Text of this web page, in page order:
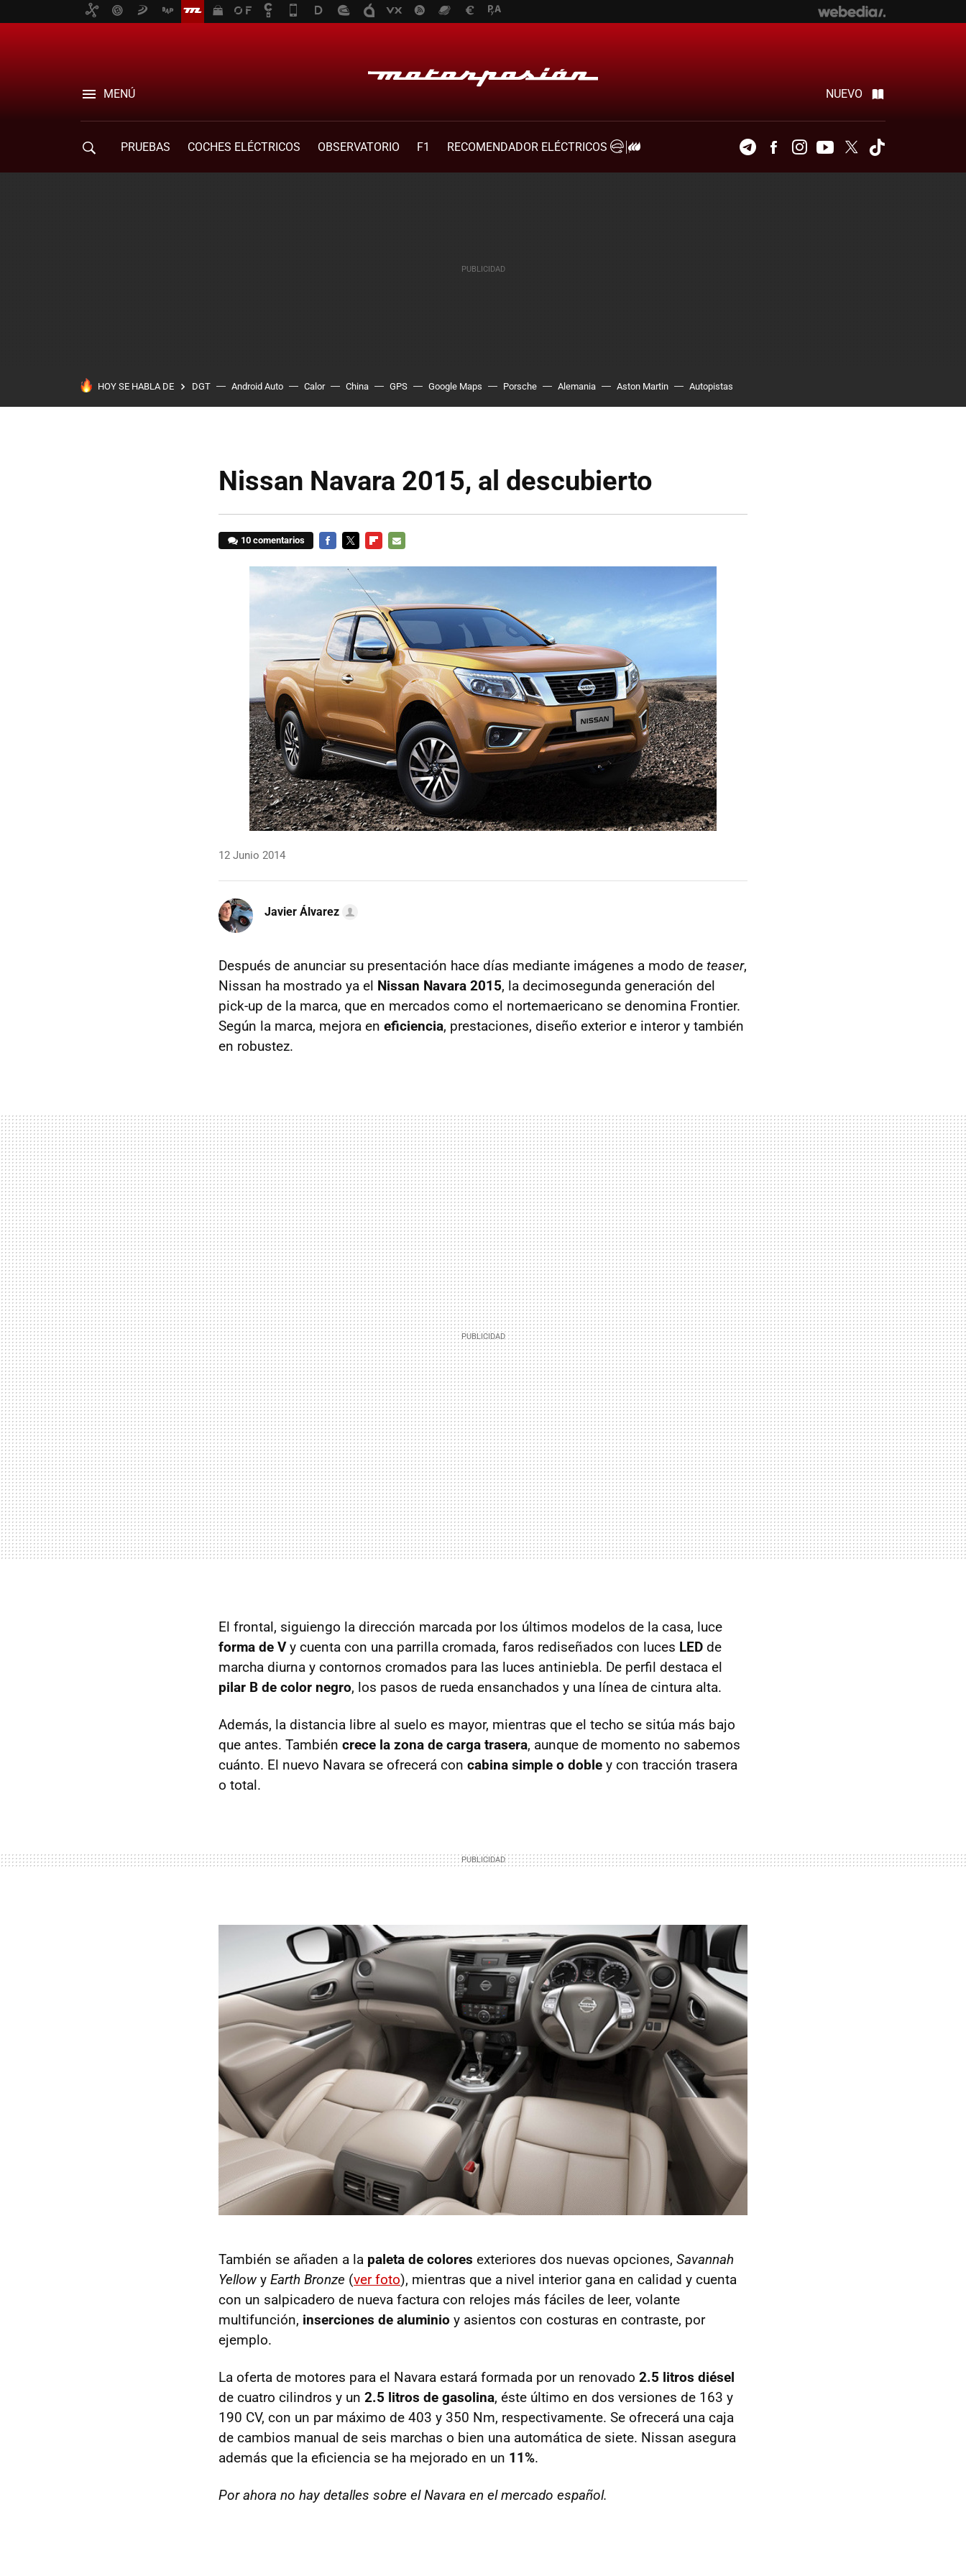
MENÚ NUEVO
PRUEBAS COCHES ELÉCTRICOS OBSERVATORIO F1
RECOMENDADOR ELÉCTRICOS
TelegramFacebookInstagramYoutubeTwitter
HOY SE HABLA DE DGT Android Auto Calor China GPS Google Maps Porsche Alemania Aston Martin Autopistas
Nissan Navara 2015, al descubierto
10 comentarios
12 Junio 2014
Javier Álvarez
Después de anunciar su presentación hace días mediante imágenes a modo de teaser,
Nissan ha mostrado ya el Nissan Navara 2015, la decimosegunda generación del
pick-up de la marca, que en mercados como el nortemaericano se denomina Frontier.
Según la marca, mejora en eficiencia, prestaciones, diseño exterior e interor y también
en robustez.
El frontal, siguiengo la dirección marcada por los últimos modelos de la casa, luce
forma de Vy cuenta con una parrilla cromada, faros rediseñados con luces LED de
marcha diurna y contornos cromados para las luces antiniebla. De perfil destaca el
pilar B de color negro, los pasos de rueda ensanchados y una línea de cintura alta.
Además, la distancia libre al suelo es mayor, mientras que el techo se sitúa más bajo
que antes. También crece la zona de carga trasera, aunque de momento no sabemos
cuánto. El nuevo Navara se ofrecerá con cabina simple o doble y con tracción trasera
o total.
También se añaden a la paleta de colores exteriores dos nuevas opciones, Savannah
Yellow y Earth Bronze (ver foto), mientras que a nivel interior gana en calidad y cuenta
con un salpicadero de nueva factura con relojes más fáciles de leer, volante
multifunción, inserciones de aluminio y asientos con costuras en contraste, por
ejemplo.
La oferta de motores para el Navara estará formada por un renovado 2.5 litros diésel
de cuatro cilindros y un 2.5 litros de gasolina, éste último en dos versiones de 163 y
190 CV, con un par máximo de 403 y 350 Nm, respectivamente. Se ofrecerá una caja
de cambios manual de seis marchas o bien una automática de siete. Nissan asegura
además que la eficiencia se ha mejorado en un 11%.
Por ahora no hay detalles sobre el Navara en el mercado español.